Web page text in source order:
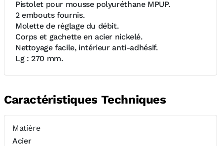
Pistolet pour mousse polyuréthane MPUP.
2 embouts fournis.
Molette de réglage du débit.
Corps et gachette en acier nickelé.
Nettoyage facile, intérieur anti-adhésif.
Lg : 270 mm.
Caractéristiques Techniques
Matière
Acier